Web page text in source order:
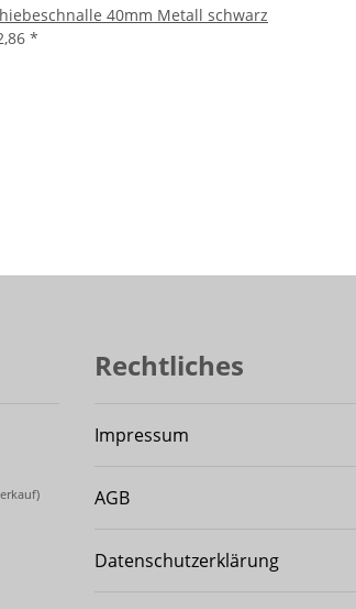
40mm Metall schwarz
*
Rechtliches
Impressum
AGB
Datenschutzerklärung